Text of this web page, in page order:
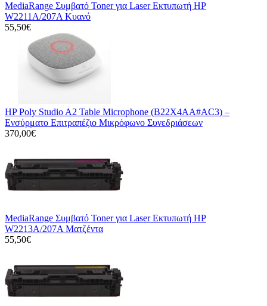
MediaRange Συμβατό Toner για Laser Εκτυπωτή HP
W2211A/207A Κυανό
55,50€
HP Poly Studio A2 Table Microphone (B22X4AA#AC3) –
Ενσύρματο Επιτραπέζιο Μικρόφωνο Συνεδριάσεων
370,00€
MediaRange Συμβατό Toner για Laser Εκτυπωτή HP
W2213A/207A Ματζέντα
55,50€